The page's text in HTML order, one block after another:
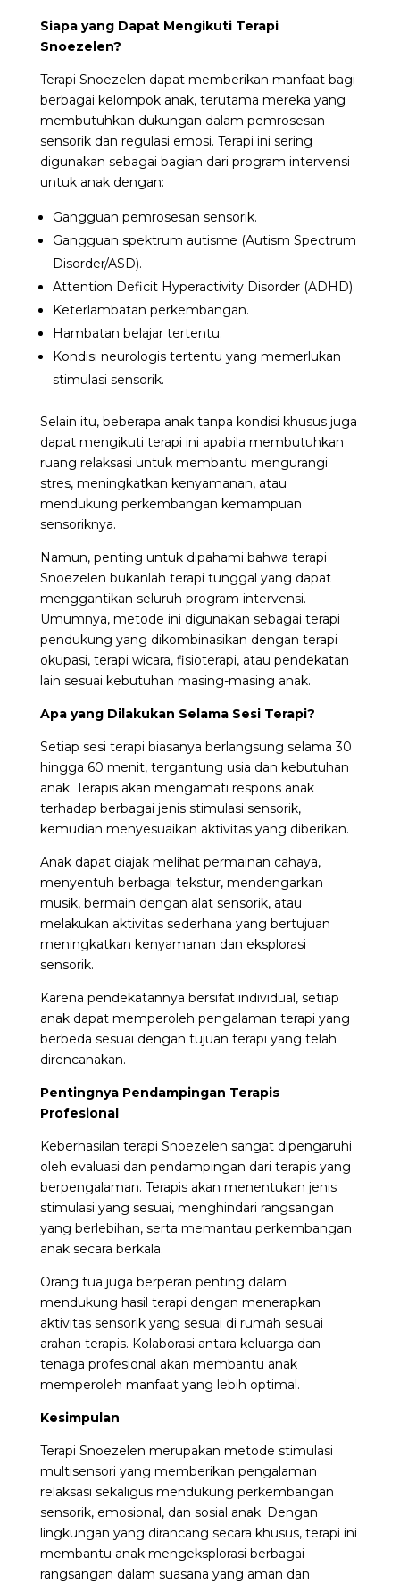
Siapa yang Dapat Mengikuti Terapi
Snoezelen?
Terapi Snoezelen dapat memberikan manfaat bagi
berbagai kelompok anak, terutama mereka yang
membutuhkan dukungan dalam pemrosesan
sensorik dan regulasi emosi. Terapi ini sering
digunakan sebagai bagian dari program intervensi
untuk anak dengan:
Gangguan pemrosesan sensorik.
Gangguan spektrum autisme (Autism Spectrum
Disorder/ASD).
Attention Deficit Hyperactivity Disorder (ADHD).
Keterlambatan perkembangan.
Hambatan belajar tertentu.
Kondisi neurologis tertentu yang memerlukan
stimulasi sensorik.
Selain itu, beberapa anak tanpa kondisi khusus juga
dapat mengikuti terapi ini apabila membutuhkan
ruang relaksasi untuk membantu mengurangi
stres, meningkatkan kenyamanan, atau
mendukung perkembangan kemampuan
sensoriknya.
Namun, penting untuk dipahami bahwa terapi
Snoezelen bukanlah terapi tunggal yang dapat
menggantikan seluruh program intervensi.
Umumnya, metode ini digunakan sebagai terapi
pendukung yang dikombinasikan dengan terapi
okupasi, terapi wicara, fisioterapi, atau pendekatan
lain sesuai kebutuhan masing-masing anak.
Apa yang Dilakukan Selama Sesi Terapi?
Setiap sesi terapi biasanya berlangsung selama 30
hingga 60 menit, tergantung usia dan kebutuhan
anak. Terapis akan mengamati respons anak
terhadap berbagai jenis stimulasi sensorik,
kemudian menyesuaikan aktivitas yang diberikan.
Anak dapat diajak melihat permainan cahaya,
menyentuh berbagai tekstur, mendengarkan
musik, bermain dengan alat sensorik, atau
melakukan aktivitas sederhana yang bertujuan
meningkatkan kenyamanan dan eksplorasi
sensorik.
Karena pendekatannya bersifat individual, setiap
anak dapat memperoleh pengalaman terapi yang
berbeda sesuai dengan tujuan terapi yang telah
direncanakan.
Pentingnya Pendampingan Terapis
Profesional
Keberhasilan terapi Snoezelen sangat dipengaruhi
oleh evaluasi dan pendampingan dari terapis yang
berpengalaman. Terapis akan menentukan jenis
stimulasi yang sesuai, menghindari rangsangan
yang berlebihan, serta memantau perkembangan
anak secara berkala.
Orang tua juga berperan penting dalam
mendukung hasil terapi dengan menerapkan
aktivitas sensorik yang sesuai di rumah sesuai
arahan terapis. Kolaborasi antara keluarga dan
tenaga profesional akan membantu anak
memperoleh manfaat yang lebih optimal.
Kesimpulan
Terapi Snoezelen merupakan metode stimulasi
multisensori yang memberikan pengalaman
relaksasi sekaligus mendukung perkembangan
sensorik, emosional, dan sosial anak. Dengan
lingkungan yang dirancang secara khusus, terapi ini
membantu anak mengeksplorasi berbagai
rangsangan dalam suasana yang aman dan